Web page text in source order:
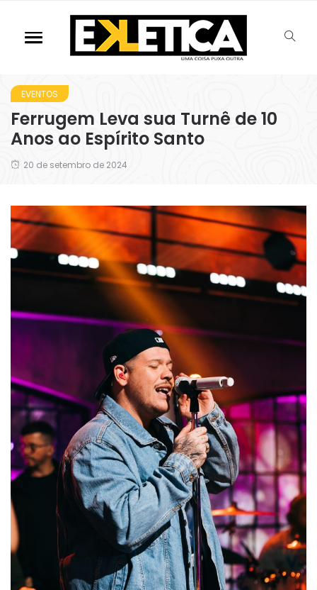
EVENTOS
Ferrugem Leva sua Turnê de 10
Anos ao Espírito Santo
20 de setembro de 2024